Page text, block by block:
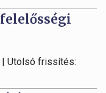
| Utolsó frissítés: